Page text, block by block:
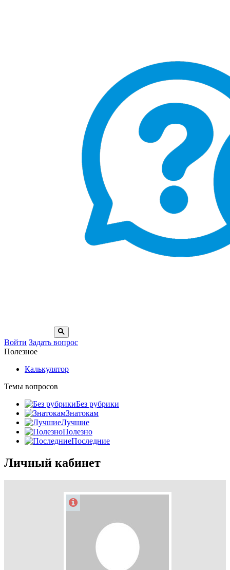
Войти Задать вопрос
Полезное
Калькулятор
Темы вопросов
Без рубрики
Знатокам
Лучшие
Полезно
Последние
Личный кабинет